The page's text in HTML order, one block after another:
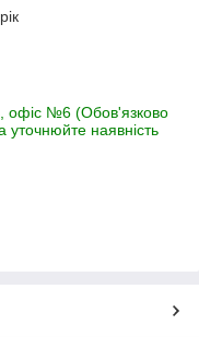
офіс №6 (Обов'язково
уточнюйте наявність